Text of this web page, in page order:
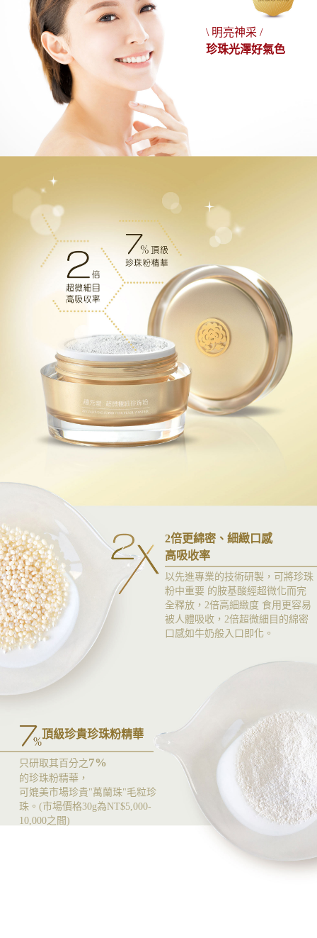
\ 明亮神采 /
珍珠光澤好氣色
2倍更綿密、細緻口感
高吸收率
以先進專業的技術研製，可將珍珠
粉中重要 的胺基酸經超微化而完
全釋放，2倍高細緻度 食用更容易
被人體吸收，2倍超微細目的綿密
口感如牛奶般入口即化。
頂級珍貴珍珠粉精華
只研取其百分之 7%
的珍珠粉精華，
可媲美市場珍貴"萬蘭珠"毛粒珍
珠。 (市場價格30g為NT$5,000-
10,000之間)